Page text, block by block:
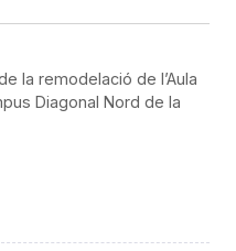
la remodelació de l’Aula
Diagonal Nord de la